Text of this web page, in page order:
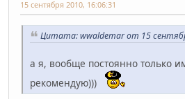
15 сентября 2010, 16:06:31
Цитата: wwaldemar от 15
а я, вообще постоянно только
рекомендую)))